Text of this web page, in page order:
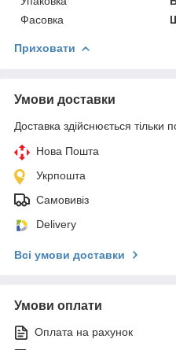
Фасовка
Приховати
Умови доставки
Доставка здійснюється тільки
Нова Пошта
Укрпошта
Самовивіз
Delivery
Всі умови доставки
Умови оплати
Оплата на рахунок